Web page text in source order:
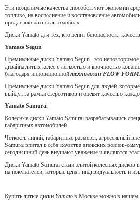
Эти неоценимые качества способствуют экономии
топливо, на восполнение и восстановление
продлению жизни автомобиля.
Диски Yamato для тех, кто ценит безопасность,
Yamato Segun
Премиальные диски Yamato Segun - это неповторимое
дизайна литых колес с легкостью и прочностью
благодаря инновационной технологии FLOW
Премиальные диски Yamato Segun для людей,
выйдут за рамки стереотипов и оценят качество
Yamato Samurai
Колесные диски Yamato Samurai разрабатывались
габаритных автомобилей.
Чёткость линий, габаритные размеры, агрессивный
Samurai впитал в себя качества японских воинов-
сегодняшний день внушают уважение и являются
Диски Yamato Samurai стали элитой колесных дисков
на покупателей, которые ценят индивидуальность и
Купить литые диски Yamato в Москве можно в нашем